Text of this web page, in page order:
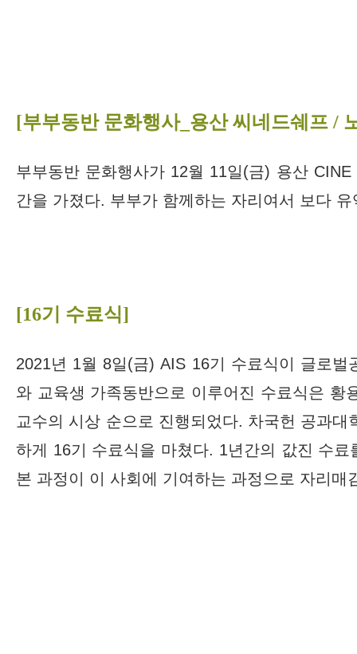
[부부동반 문화행사_용산 씨네드쉐프 /
부부동반 문화행사가 12월 11일(금) 용산
간을 가졌다. 부부가 함께하는 자리여서 보다
[16기 수료식]
2021년 1월 8일(금) AIS 16기 수료식이 글로
와 교육생 가족동반으로 이루어진 수료식은 황
교수의 시상 순으로 진행되었다. 차국헌 공과
하게 16기 수료식을 마쳤다. 1년간의 값진 수
본 과정이 이 사회에 기여하는 과정으로 자리매